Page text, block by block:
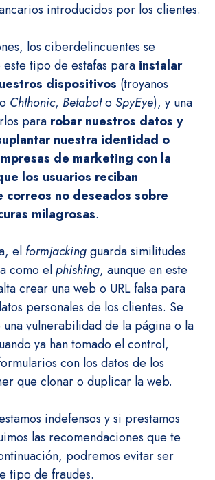
introducidos por los clientes.
los ciberdelincuentes se
tipo de estafas para instalar
dispositivos (troyanos
Chthonic, Betaboto SpyEye), y una
para robar nuestros datos y
nuestra identidad o
de marketing con la
los usuarios reciban
correos no deseados sobre
milagrosas.
el formjackingguarda similitudes
como elphishing, aunque en este
crear una web o URL falsa para
personales de los clientes. Se
vulnerabilidad de la página o la
ya han tomado el control,
con los datos de los
que clonar o duplicar la web.
indefensos y si prestamos
las recomendaciones que te
podremos evitar ser
tipo de fraudes.